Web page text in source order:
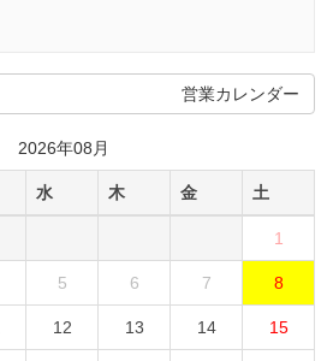
営業カレンダー
2026年08月
水 木 金 土
1
5 6 7 8
12 13 14 15